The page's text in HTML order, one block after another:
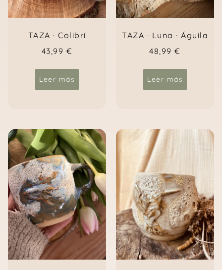
TAZA · Colibrí
43,99 €
Leer más
TAZA · Luna · Águila
48,99€
Leer más